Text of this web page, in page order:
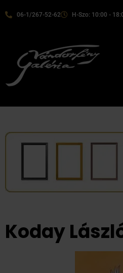
06-1/267-52-62 H-Szo: 10:00 -
Koday